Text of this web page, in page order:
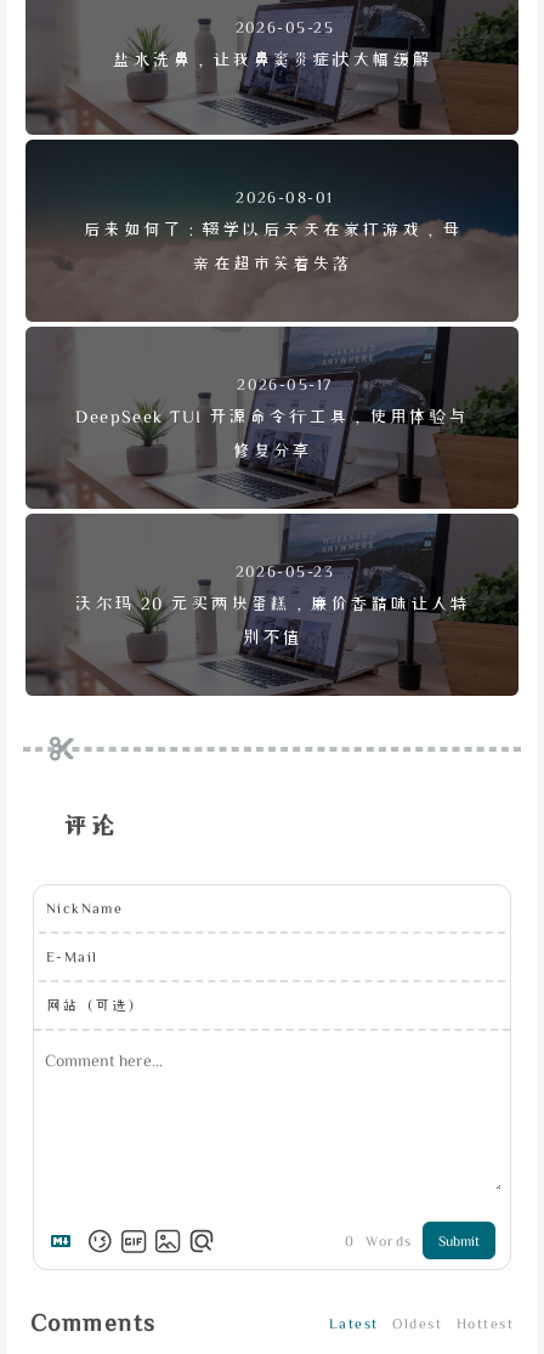
2026-05-25
盐水洗鼻，让我鼻窦炎症状大幅缓解
2026-08-01
后来如何了：辍学以后天天在家打游戏，母
亲在超市笑着失落
2026-05-17
DeepSeek TUI 开源命令行工具，使用体验与
修复分享
2026-05-23
沃尔玛 20 元买两块蛋糕，廉价香精味让人特
别不值
评论
NickName
E-Mail
网站（可选）
0 Words Submit
Comments Latest Oldest Hottest